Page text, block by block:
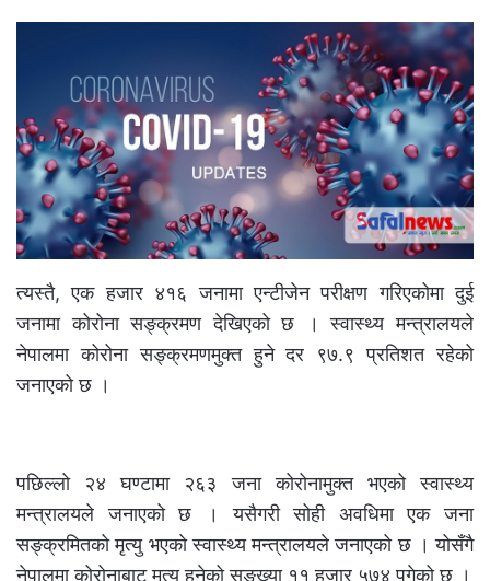
त्यस्तै, एक हजार ४१६ जनामा एन्टीजेन परीक्षण गरिएकोमा दुई
जनामा कोरोना सङ्क्रमण देखिएको छ । स्वास्थ्य मन्त्रालयले
नेपालमा कोरोना सङ्क्रमणमुक्त हुने दर ९७.९ प्रतिशत रहेको
जनाएको छ ।
पछिल्लो २४ घण्टामा २६३ जना कोरोनामुक्त भएको स्वास्थ्य
मन्त्रालयले जनाएको छ । यसैगरी सोही अवधिमा एक जना
सङ्क्रमितको मृत्यु भएको स्वास्थ्य मन्त्रालयले जनाएको छ । योसँगै
नेपालमा कोरोनाबाट मृत्यु हुनेको सङ्ख्या ११ हजार ५७४ पुगेको छ ।